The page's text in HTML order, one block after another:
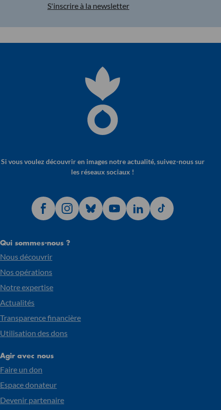
S'inscrire à la newsletter
Si vous voulez découvrir en images notre actualité, suivez-nous sur
les réseaux sociaux !
Qui sommes-nous ?
Nous découvrir
Nos opérations
Notre expertise
Actualités
Transparence financière
Utilisation des dons
Agir avec nous
Faire un don
Espace donateur
Devenir partenaire